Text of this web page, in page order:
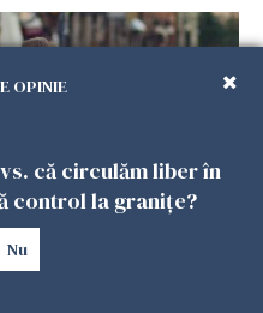
OPINIE
că circulăm liber în
control la granițe?
Nu